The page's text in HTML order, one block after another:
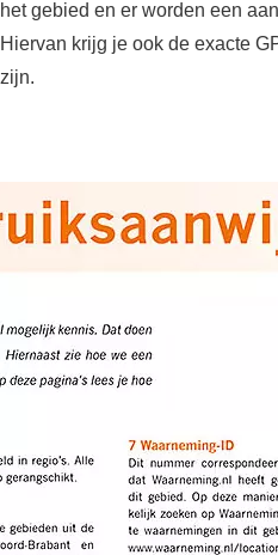
het gebied en er worden een
Hiervan krijg je ook de exacte
zijn.